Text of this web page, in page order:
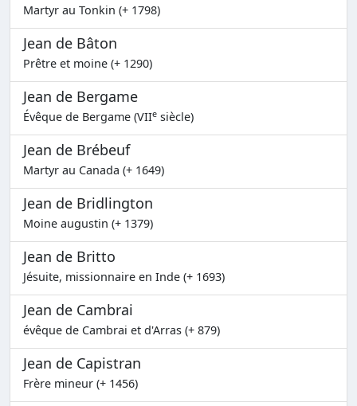
Martyr au Tonkin (+ 1798)
Jean de Bâton
Prêtre et moine (+ 1290)
Jean de Bergame
Évêque de Bergame (VIIe siècle)
Jean de Brébeuf
Martyr au Canada (+ 1649)
Jean de Bridlington
Moine augustin (+ 1379)
Jean de Britto
Jésuite, missionnaire en Inde (+ 1693)
Jean de Cambrai
évêque de Cambrai et d'Arras (+ 879)
Jean de Capistran
Frère mineur (+ 1456)